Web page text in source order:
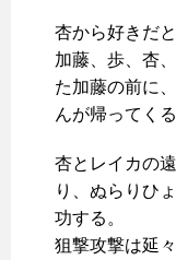
杏から好きだ
加藤、歩、杏
た加藤の前に
んが帰ってくる
杏とレイカの
り、ぬらりひ
功する。
狙撃攻撃は延